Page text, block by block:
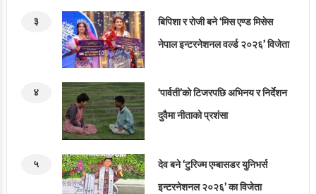
३
बिपिशा र रोजी बने ‘मिस एण्ड मिसेस
नेपाल इन्टरनेशनल वर्ल्ड २०२६’ विजेता
४
‘पार्वती’को टिजरपछि अभिनय र निर्देशन
दुवैमा नीताको प्रशंसा
५
देव बने ‘टुरिज्म एम्बासडर युनिभर्स
इन्टरनेशनल २०२६’ का विजेता